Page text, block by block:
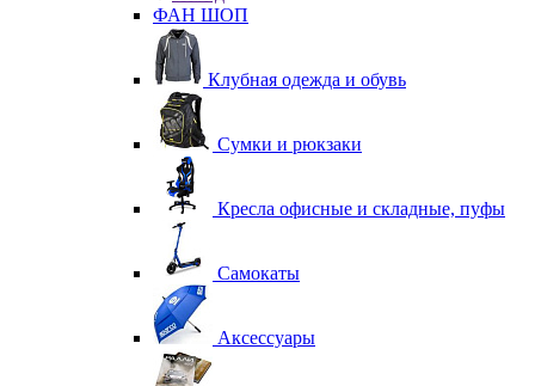
ФАН ШОП
Клубная одежда и обувь
Сумки и рюкзаки
Кресла офисные и складные, пуфы
Самокаты
Аксессуары